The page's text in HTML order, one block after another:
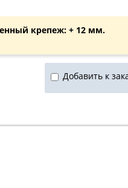
крепеж: + 12 мм.
Добавить к